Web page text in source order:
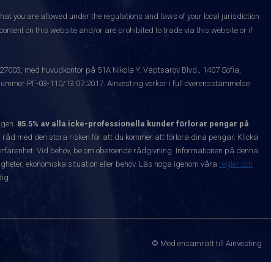
you are allowed under the regulations and laws of your local jurisdiction
on this website and/or are prohibited to trade via this website or if
med huvudkontor på 51A Nikola Y. Vaptsarov Blvd., 1407 Sofia,
РГ-03-110/13.07.2017. Ainvesting verkar i full överensstämmelse
85.5% av alla icke-professionella kunder förlorar pengar på
med den stora risken för att du kommer att förlora dina pengar. Klicka
Vid behov, be om oberoende rådgivning. Informationen på denna
ekonomiska situation eller behov. Läs noga igenom våra regler och
© Med ensamrätt till Ainvesting